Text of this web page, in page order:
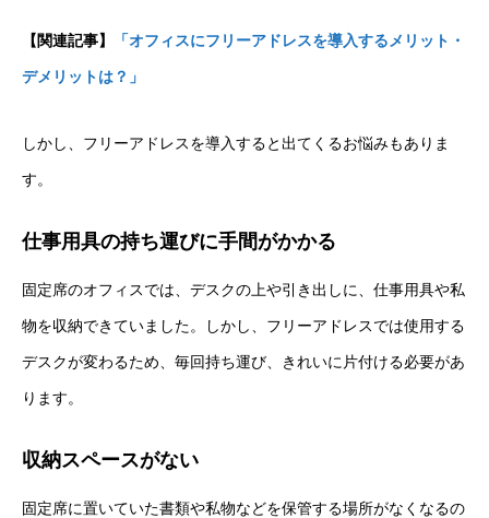
【関連記事】 「オフィスにフリーアドレスを導入するメリット・
デメリットは？」
しかし、フリーアドレスを導入すると出てくるお悩みもありま
す。
仕事用具の持ち運びに手間がかかる
固定席のオフィスでは、デスクの上や引き出しに、仕事用具や私
物を収納できていました。しかし、フリーアドレスでは使用する
デスクが変わるため、毎回持ち運び、きれいに片付ける必要があ
ります。
収納スペースがない
固定席に置いていた書類や私物などを保管する場所がなくなるの